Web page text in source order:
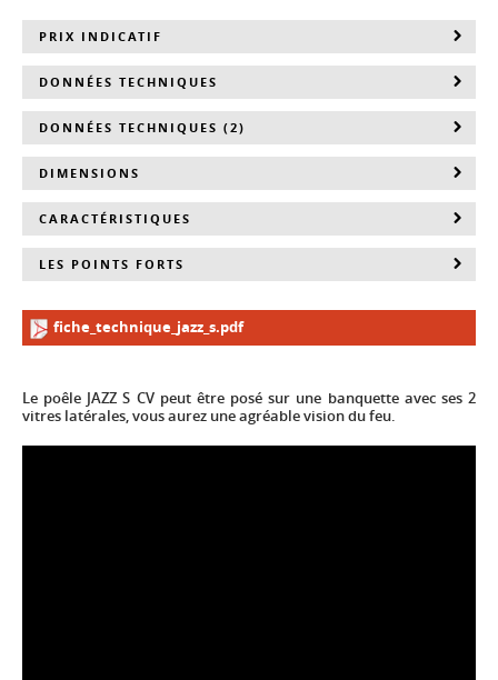
Le poêle JAZZ S CV peut être posé sur une banquette avec ses 2
vitres latérales, vous aurez une agréable vision du feu.
PRIX INDICATIF
DONNÉES TECHNIQUES
DONNÉES TECHNIQUES (2)
DIMENSIONS
CARACTÉRISTIQUES
LES POINTS FORTS
fiche_technique_jazz_s.pdf